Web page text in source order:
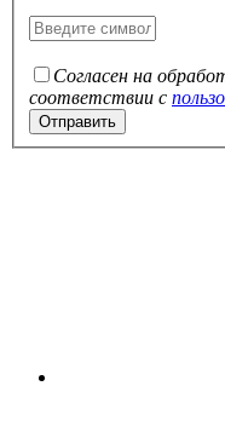
Согласен на
соответствии с